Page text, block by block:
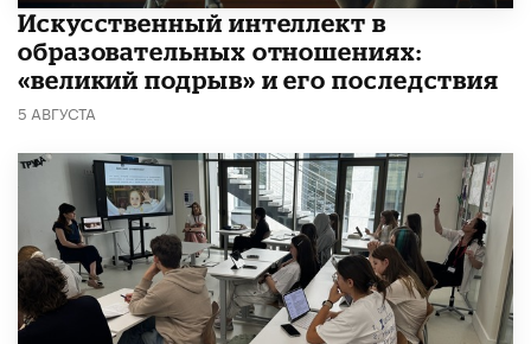
​Искусственный интеллект в
образовательных отношениях:
«великий подрыв» и его последствия
5 АВГУСТА